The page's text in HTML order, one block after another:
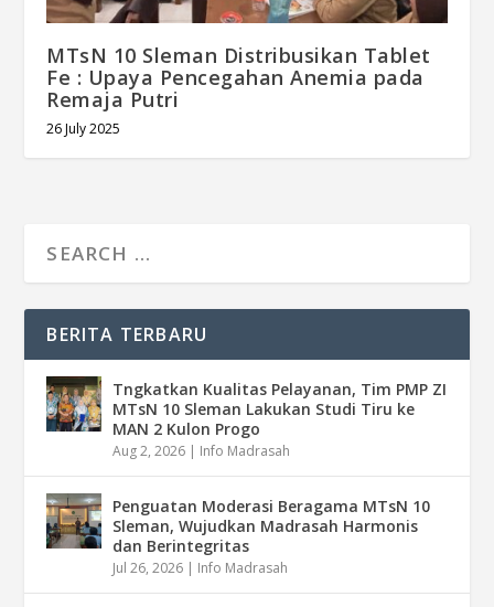
MTsN 10 Sleman Distribusikan Tablet
Fe : Upaya Pencegahan Anemia pada
Remaja Putri
26 July 2025
BERITA TERBARU
Tngkatkan Kualitas Pelayanan, Tim PMP ZI
MTsN 10 Sleman Lakukan Studi Tiru ke
MAN 2 Kulon Progo
Aug 2, 2026 | Info Madrasah
Penguatan Moderasi Beragama MTsN 10
Sleman, Wujudkan Madrasah Harmonis
dan Berintegritas
Jul 26, 2026 | Info Madrasah